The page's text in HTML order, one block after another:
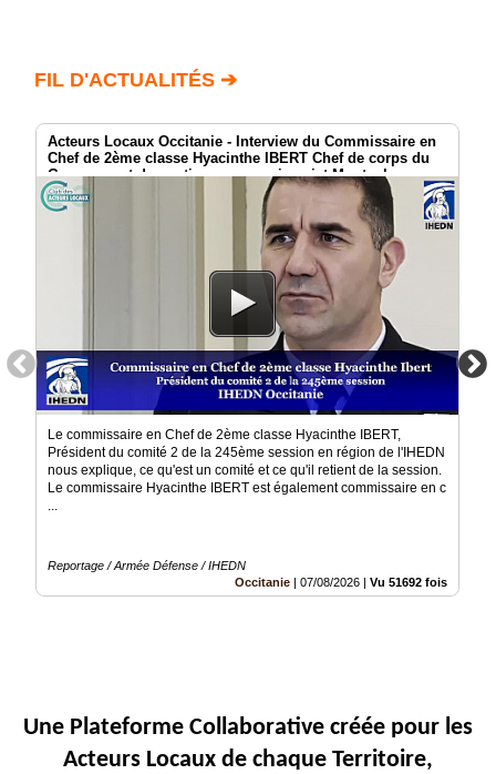
Annuaire
Agenda
Partenaires
FIL D'ACTUALITÉS ➔
Acteurs Locaux Occitanie - Interview du Commissaire en
Chef de 2ème classe Hyacinthe IBERT Chef de corps du
Groupement de soutien au commissariat Montauban
Le commissaire en Chef de 2ème classe Hyacinthe IBERT,
Président du comité 2 de la 245ème session en région de l'IHEDN
nous explique, ce qu'est un comité et ce qu'il retient de la session.
Le commissaire Hyacinthe IBERT est également commissaire en c
Reportage / Armée Défense / IHEDN
Occitanie | 07/08/2026 | Vu 51692 fois
Une Plateforme Collaborative créée pour les
Acteurs Locaux de chaque Territoire,